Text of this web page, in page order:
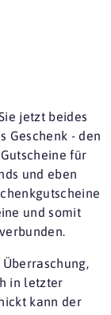
jetzt beides
Geschenk - den
für
und eben
und somit
Überraschung,
in letzter
kann der